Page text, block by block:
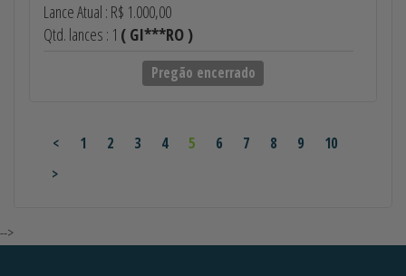
Lance Atual : R$ 1.000,00
Qtd. lances : 1 ( GI***RO )
Pregão encerrado
< 1 2 3 4 5 6 7 8 9
10
>
-->